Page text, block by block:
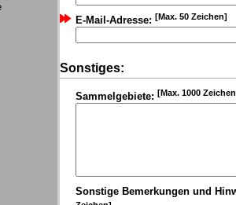
E-Mail-Adresse: [Max. 50 Zeichen]
Sonstiges:
Sammelgebiete: [Max. 1000
Sonstige Bemerkungen und